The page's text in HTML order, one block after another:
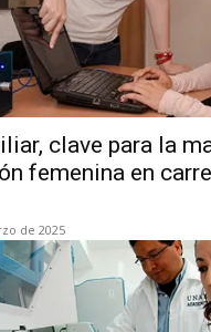
clave para la
femenina en
de 2025